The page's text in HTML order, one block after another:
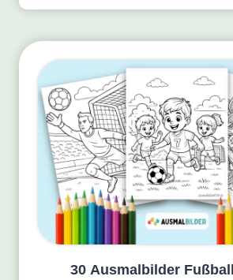
30 Ausmalbilder